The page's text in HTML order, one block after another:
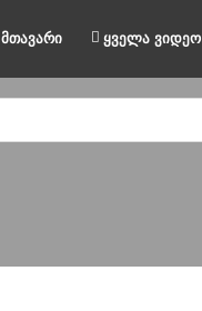
მთავარი ყველა ვიდეო